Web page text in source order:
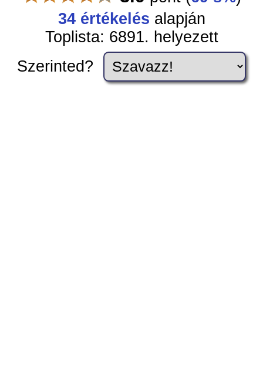
34 értékelés alapján
Toplista: 6891. helyezett
Szerinted?